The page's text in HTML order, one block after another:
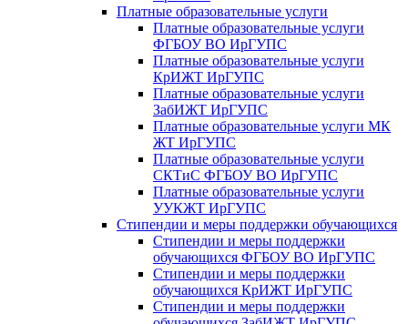
Платные образовательные услуги
Платные образовательные услуги
ФГБОУ ВО ИрГУПС
Платные образовательные услуги
КрИЖТ ИрГУПС
Платные образовательные услуги
ЗабИЖТ ИрГУПС
Платные образовательные услуги МК
ЖТ ИрГУПС
Платные образовательные услуги
СКТиС ФГБОУ ВО ИрГУПС
Платные образовательные услуги
УУКЖТ ИрГУПС
Стипендии и меры поддержки обучающихся
Стипендии и меры поддержки
обучающихся ФГБОУ ВО ИрГУПС
Стипендии и меры поддержки
обучающихся КрИЖТ ИрГУПС
Стипендии и меры поддержки